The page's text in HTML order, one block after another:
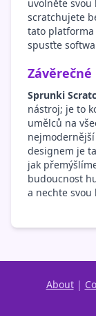
uvolněte svou
scratchujete
tato platforma
spusťte
Sprunki
nástroj; je to
umělců na
designem je
jak
budoucnost
a nechte
About|